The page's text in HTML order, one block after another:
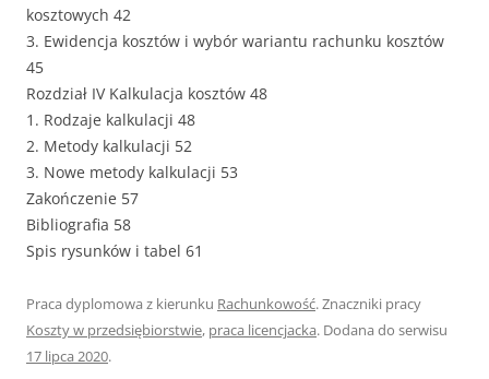
kosztowych 42
3. Ewidencja kosztów i wybór wariantu rachunku kosztów
45
Rozdział IV Kalkulacja kosztów 48
1. Rodzaje kalkulacji 48
2. Metody kalkulacji 52
3. Nowe metody kalkulacji 53
Zakończenie 57
Bibliografia 58
Spis rysunków i tabel 61
Praca dyplomowa z kierunku Rachunkowość. Znaczniki pracy
Koszty w przedsiębiorstwie, praca licencjacka. Dodana do serwisu
17 lipca 2020.